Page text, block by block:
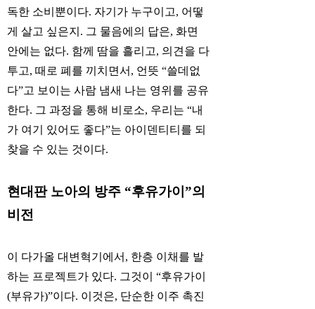
독한 소비뿐이다. 자기가 누구이고, 어떻
게 살고 싶은지. 그 물음에의 답은, 화면
안에는 없다. 함께 땀을 흘리고, 의견을 다
투고, 때로 폐를 끼치면서, 언뜻 “쓸데없
다”고 보이는 사람 냄새 나는 영위를 공유
한다. 그 과정을 통해 비로소, 우리는 “내
가 여기 있어도 좋다”는 아이덴티티를 되
찾을 수 있는 것이다.
현대판 노아의 방주 “후유가이”의
비전
이 다가올 대변혁기에서, 한층 이채를 발
하는 프로젝트가 있다. 그것이 “후유가이
(부유가)”이다. 이것은, 단순한 이주 촉진